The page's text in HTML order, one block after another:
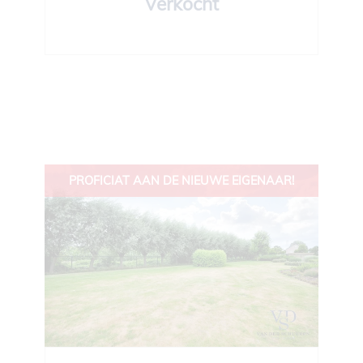
PROFICIAT AAN DE NIEUWE EIGENAAR!